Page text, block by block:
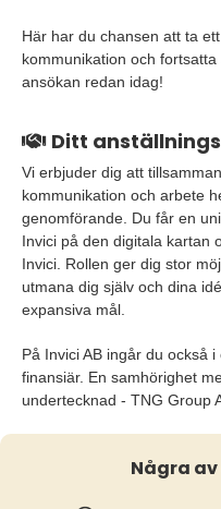
Här har du chansen att ta
kommunikation och
ansökan redan idag!
Ditt
Vi erbjuder dig att
kommunikation och arbete
genomförande. Du får en
Invici på den digitala kartan
Invici. Rollen ger dig stor
utmana dig själv och dina
expansiva mål.
På Invici AB ingår du också
finansiär. En samhörighet
undertecknad - TNG Group
Några